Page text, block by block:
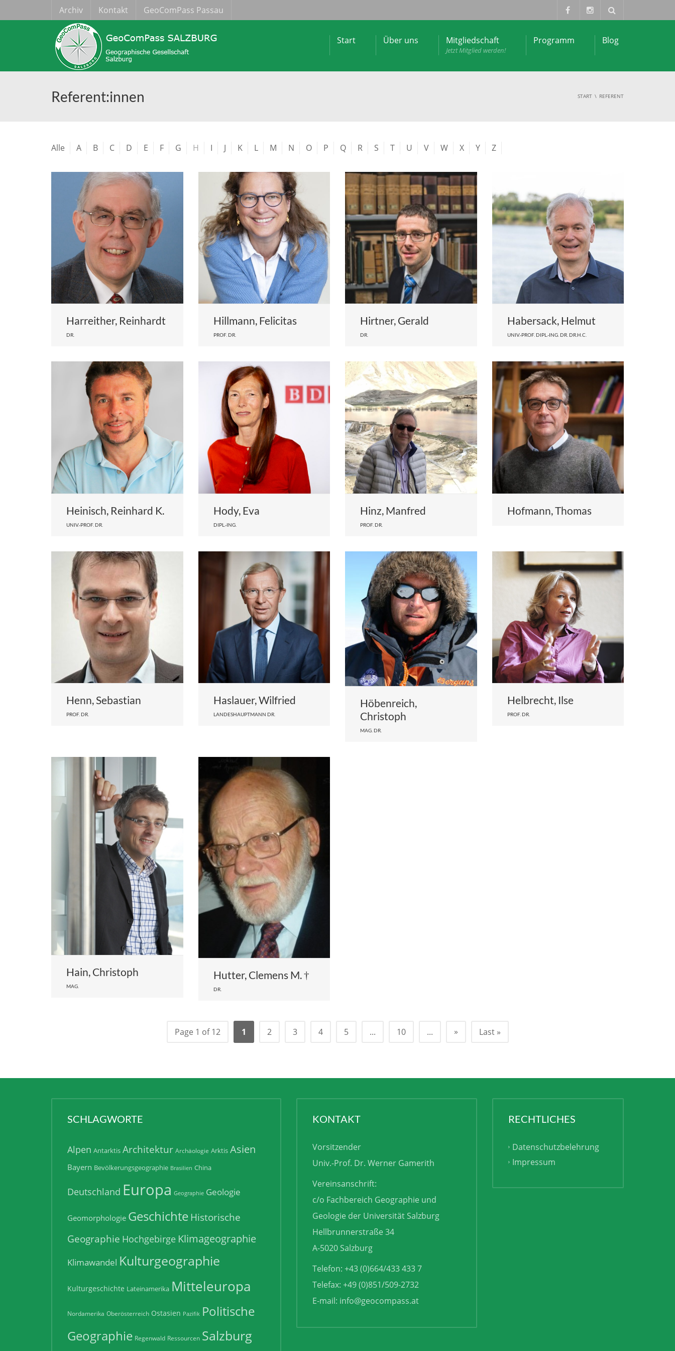
Archiv Kontakt GeoComPass Passau
Start Über uns Mitgliedschaft
Jetzt Mitglied werden!
Programm Blog
Referent:innen START REFERENT
Alle A B C D E F G H I J K L M N O P Q R S T U V W X Y Z
Harreither, Reinhardt
DR.
Hillmann, Felicitas
PROF. DR.
Hirtner, Gerald
DR.
Habersack, Helmut
UNIV.-PROF. DIPL.-ING. DR. DR.H.C.
Heinisch, Reinhard K.
UNIV.-PROF. DR.
Hody, Eva
DIPL.-ING.
Hinz, Manfred
PROF. DR.
Hofmann, Thomas
Henn, Sebastian
PROF. DR.
Haslauer, Wilfried
LANDESHAUPTMANN DR.
Höbenreich,
Christoph
MAG. DR.
Helbrecht, Ilse
PROF. DR.
Hain, Christoph
MAG.
Hutter, Clemens M. †
DR.
Page 1 of 12 1 2 3 4 5 ... 10 ... » Last »
SCHLAGWORTE
Alpen Antarktis Architektur Archäologie Arktis Asien
Bayern Bevölkerungsgeographie Brasilien China
Deutschland Europa Geographie Geologie
Geomorphologie GeschichteHistorische
Geographie Hochgebirge Klimageographie
Klimawandel Kulturgeographie
Kulturgeschichte Lateinamerika Mitteleuropa
Nordamerika Oberösterreich Ostasien Pazifik Politische
Geographie Regenwald Ressourcen Salzburg
KONTAKT
Vorsitzender
Univ.-Prof. Dr. Werner Gamerith
Vereinsanschrift:
c/o Fachbereich Geographie und
Geologie der Universität Salzburg
Hellbrunnerstraße 34
A-5020 Salzburg
Telefon: +43 (0)664/433 433 7
Telefax: +49 (0)851/509-2732
E-mail: info@geocompass.at
RECHTLICHES
Datenschutzbelehrung
Impressum